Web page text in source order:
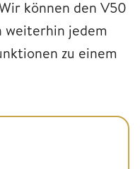
können den V50
weiterhin jedem
zu einem